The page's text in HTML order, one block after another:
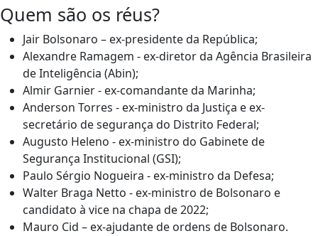
Quem são os réus?
Jair Bolsonaro – ex-presidente da República;
Alexandre Ramagem - ex-diretor da Agência Brasileira
de Inteligência (Abin);
Almir Garnier - ex-comandante da Marinha;
Anderson Torres - ex-ministro da Justiça e ex-
secretário de segurança do Distrito Federal;
Augusto Heleno - ex-ministro do Gabinete de
Segurança Institucional (GSI);
Paulo Sérgio Nogueira - ex-ministro da Defesa;
Walter Braga Netto - ex-ministro de Bolsonaro e
candidato à vice na chapa de 2022;
Mauro Cid – ex-ajudante de ordens de Bolsonaro.